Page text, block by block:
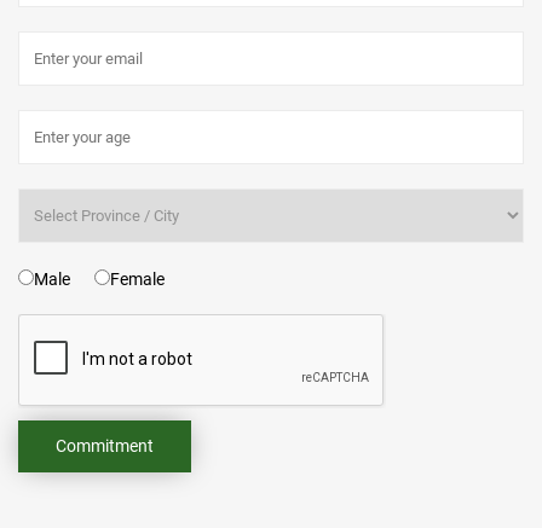
Male Female
Commitment